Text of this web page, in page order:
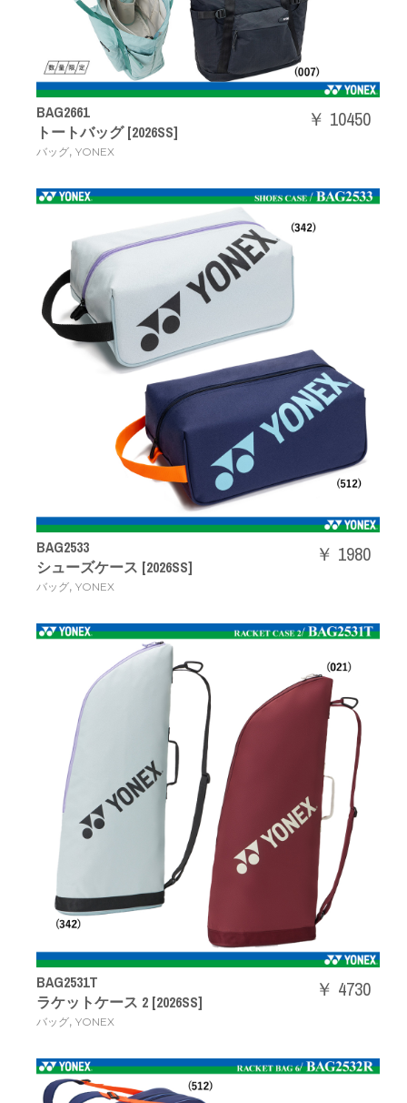
BAG2661
トートバッグ [2026SS]
バッグ, YONEX
￥ 10450
BAG2533
シューズケース [2026SS]
バッグ, YONEX
￥ 1980
BAG2531T
ラケットケース 2 [2026SS]
バッグ, YONEX
￥ 4730